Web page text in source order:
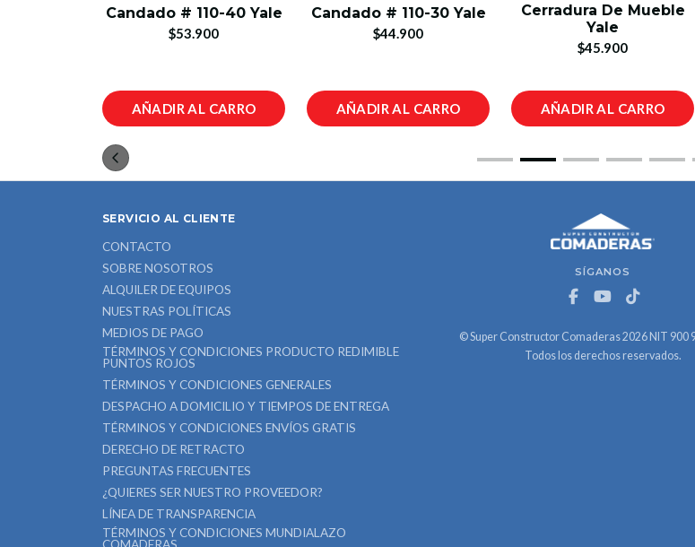
Candado # 110-40 Yale
$53.900
AÑADIR AL CARRO
Candado # 110-30 Yale
$44.900
AÑADIR AL CARRO
Cerradura De Mueble
Yale
$45.900
AÑADIR AL CARRO
SÍGANOS
© Super Constructor Comaderas 2026 NIT 900
Todos los derechos reservados.
SERVICIO AL CLIENTE
CONTACTO
SOBRE NOSOTROS
ALQUILER DE EQUIPOS
NUESTRAS POLÍTICAS
MEDIOS DE PAGO
TÉRMINOS Y CONDICIONES PRODUCTO REDIMIBLE
PUNTOS ROJOS
TÉRMINOS Y CONDICIONES GENERALES
DESPACHO A DOMICILIO Y TIEMPOS DE ENTREGA
TÉRMINOS Y CONDICIONES ENVÍOS GRATIS
DERECHO DE RETRACTO
PREGUNTAS FRECUENTES
¿QUIERES SER NUESTRO PROVEEDOR?
LÍNEA DE TRANSPARENCIA
TÉRMINOS Y CONDICIONES MUNDIALAZO
COMADERAS